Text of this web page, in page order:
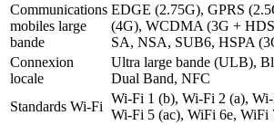
Communications
mobiles large
bande
EDGE (2.75G), GPRS
(4G), WCDMA (3G +
SA, NSA, SUB6, HSPA
Connexion
locale
Ultra large bande (ULB),
Dual Band, NFC
Standards Wi-Fi
Wi-Fi 1 (b), Wi-Fi 2 (a),
Wi-Fi 5 (ac), WiFi 6e, WiFi